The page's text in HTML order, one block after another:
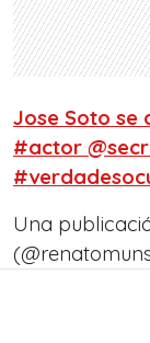
Jose Soto se
#actor
Una